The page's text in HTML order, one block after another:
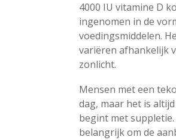
4000 IU vitamine D
ingenomen in de
voedingsmiddelen.
variëren afhankelijk
zonlicht.
Mensen met een
dag, maar het is
begint met
belangrijk om de